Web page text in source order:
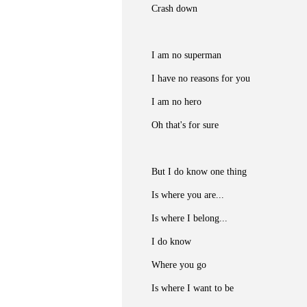
Crash down
I am no superman
I have no reasons for you
I am no hero
Oh that's for sure
But I do know one thing
Is where you are...
Is where I belong...
I do know
Where you go
Is where I want to be